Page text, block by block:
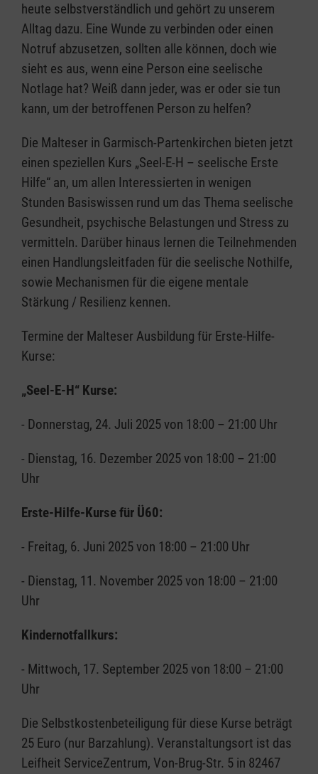
heute selbstverständlich und gehört zu unserem
Alltag dazu. Eine Wunde zu verbinden oder einen
Notruf abzusetzen, sollten alle können, doch wie
sieht es aus, wenn eine Person eine seelische
Notlage hat? Weiß dann jeder, was er oder sie tun
kann, um der betroffenen Person zu helfen?
Die Malteser in Garmisch-Partenkirchen bieten jetzt
einen speziellen Kurs „Seel-E-H – seelische Erste
Hilfe“ an, um allen Interessierten in wenigen
Stunden Basiswissen rund um das Thema seelische
Gesundheit, psychische Belastungen und Stress zu
vermitteln. Darüber hinaus lernen die Teilnehmenden
einen Handlungsleitfaden für die seelische Nothilfe,
sowie Mechanismen für die eigene mentale
Stärkung / Resilienz kennen.
Termine der Malteser Ausbildung für Erste-Hilfe-
Kurse:
„Seel-E-H“ Kurse:
- Donnerstag, 24. Juli 2025 von 18:00 – 21:00 Uhr
- Dienstag, 16. Dezember 2025 von 18:00 – 21:00
Uhr
Erste-Hilfe-Kurse für Ü60:
- Freitag, 6. Juni 2025 von 18:00 – 21:00 Uhr
- Dienstag, 11. November 2025 von 18:00 – 21:00
Uhr
Kindernotfallkurs:
- Mittwoch, 17. September 2025 von 18:00 – 21:00
Uhr
Die Selbstkostenbeteiligung für diese Kurse beträgt
25 Euro (nur Barzahlung). Veranstaltungsort ist das
Leifheit ServiceZentrum, Von-Brug-Str. 5 in 82467